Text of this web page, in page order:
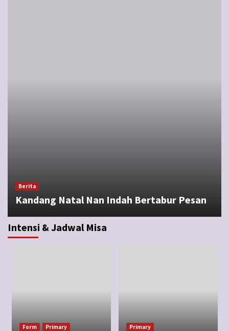
Berita
Kandang Natal Nan Indah Bertabur Pesan
Intensi & Jadwal Misa
Form Primary Primary